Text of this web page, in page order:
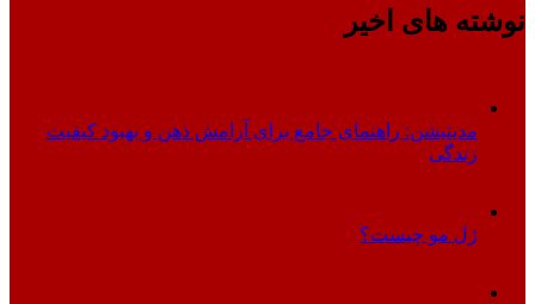
نوشته های اخیر
مدیتیشن: راهنمای جامع برای آرامش ذهن و بهبود کیفیت
زندگی
ژل مو چیست؟